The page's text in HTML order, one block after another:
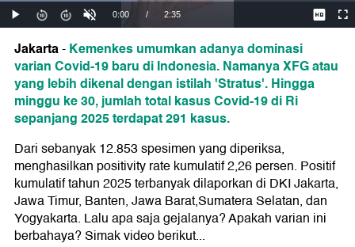
Jakarta-Kemenkes umumkan adanya dominasi
varian Covid-19 baru di Indonesia. Namanya XFG atau
yang lebih dikenal dengan istilah 'Stratus'. Hingga
minggu ke 30, jumlah total kasus Covid-19 di Ri
sepanjang 2025 terdapat 291 kasus.
Dari sebanyak 12.853 spesimen yang diperiksa,
menghasilkan positivity rate kumulatif 2,26 persen. Positif
kumulatif tahun 2025 terbanyak dilaporkan di DKI Jakarta,
Jawa Timur, Banten, Jawa Barat,Sumatera Selatan, dan
Yogyakarta. Lalu apa saja gejalanya? Apakah varian ini
berbahaya? Simak video berikut...